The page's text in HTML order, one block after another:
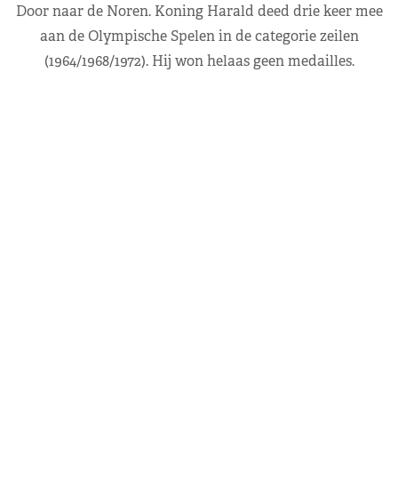
Door naar de Noren. Koning Harald deed drie keer mee
aan de Olympische Spelen in de categorie zeilen
(1964/1968/1972). Hij won helaas geen medailles.